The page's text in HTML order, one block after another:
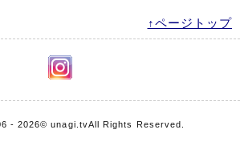
↑ページトップ
- 2026© unagi.tvAll Rights Reserved.